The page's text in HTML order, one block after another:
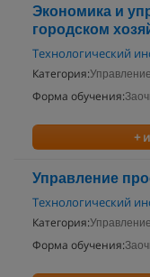
Экономика и
городском
Технологический
Категория:
Форма обучения:
+
Управление
Технологический
Категория:
Форма обучения: